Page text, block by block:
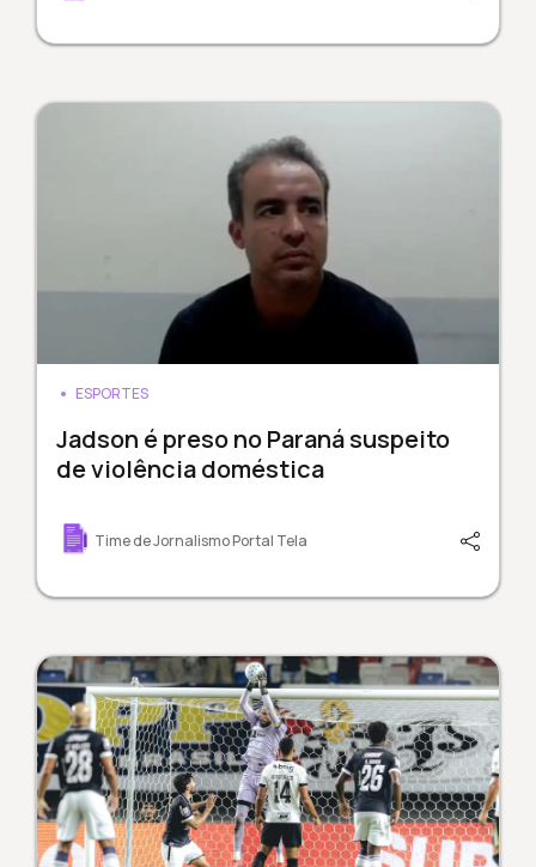
ESPORTES
Jadson é preso no Paraná suspeito
de violência doméstica
Time de Jornalismo Portal Tela